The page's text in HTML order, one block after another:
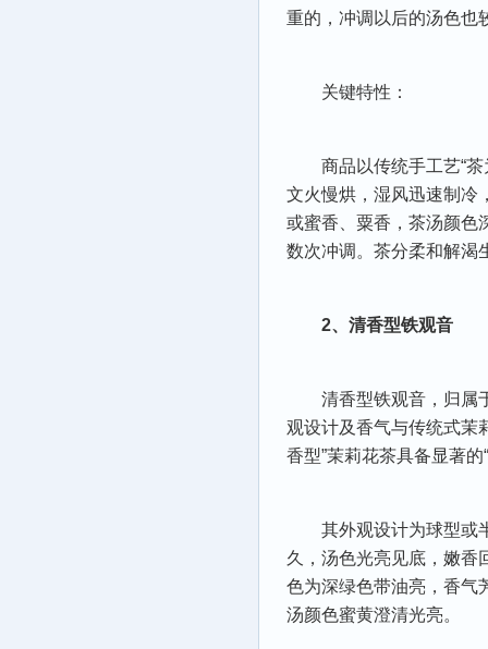
重的，冲调以后的汤色也
关键特性：
商品以传统手工艺“
文火慢烘，湿风迅速制冷
或蜜香、粟香，茶汤颜色
数次冲调。茶分柔和解渴
2、清香型铁观音
清香型铁观音，归属
观设计及香气与传统式茉
香型”茉莉花茶具备显著的
其外观设计为球型或
久，汤色光亮见底，嫩香
色为深绿色带油亮，香气
汤颜色蜜黄澄清光亮。